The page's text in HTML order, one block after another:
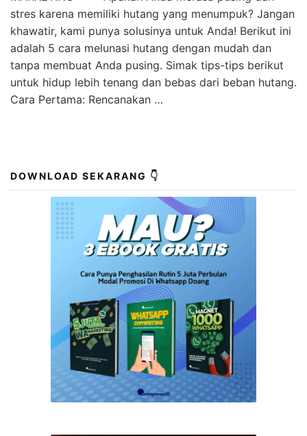
stres karena memiliki hutang yang menumpuk? Jangan
khawatir, kami punya solusinya untuk Anda! Berikut ini
adalah 5 cara melunasi hutang dengan mudah dan
tanpa membuat Anda pusing. Simak tips-tips berikut
untuk hidup lebih tenang dan bebas dari beban hutang.
Cara Pertama: Rencanakan …
DOWNLOAD SEKARANG 👇